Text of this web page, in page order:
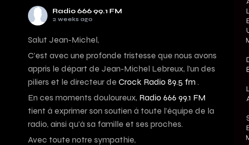
Radio 666 99.1 FM
2 weeks ago
Salut Jean-Michel,
C’est avec une profonde tristesse que nous avons
appris le départ de Jean-Michel Lebreux, l’un des
piliers et le directeur de Crock Radio 89.5 fm.
En ces moments douloureux, Radio 666 99.1 FM
tient à exprimer son soutien à toute l’équipe de la
radio, ainsi qu’à sa famille et ses proches.
Avec toute notre sympathie,